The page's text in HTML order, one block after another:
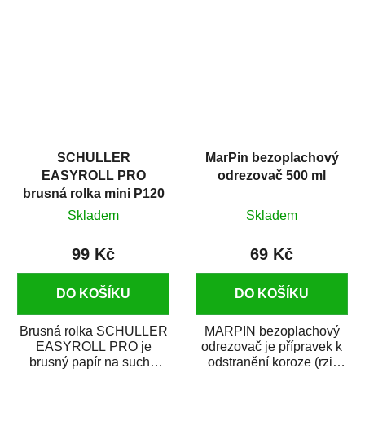
SCHULLER
EASYROLL PRO
brusná rolka mini P120
Skladem
99 Kč
DO KOŠÍKU
Brusná rolka SCHULLER
EASYROLL PRO je
brusný papír na suché
MarPin bezoplachový
odrezovač 500 ml
Skladem
69 Kč
DO KOŠÍKU
MARPIN bezoplachový
odrezovač je přípravek k
odstranění koroze (rzi)